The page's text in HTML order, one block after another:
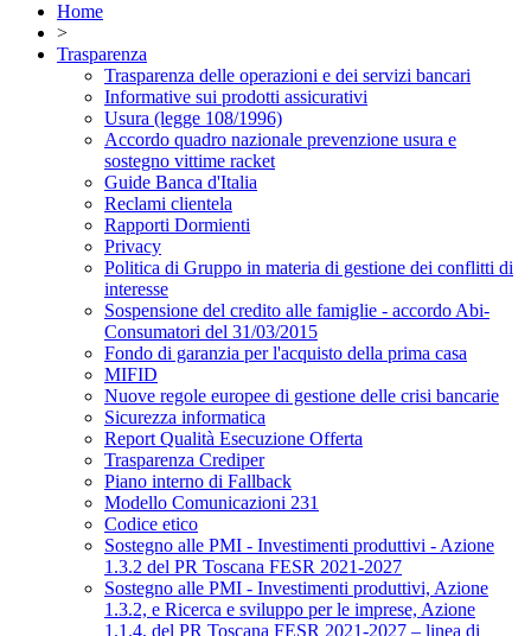
Home
>
Trasparenza
Trasparenza delle operazioni e dei servizi bancari
Informative sui prodotti assicurativi
Usura (legge 108/1996)
Accordo quadro nazionale prevenzione usura e
sostegno vittime racket
Guide Banca d'Italia
Reclami clientela
Rapporti Dormienti
Privacy
Politica di Gruppo in materia di gestione dei conflitti di
interesse
Sospensione del credito alle famiglie - accordo Abi-
Consumatori del 31/03/2015
Fondo di garanzia per l'acquisto della prima casa
MIFID
Nuove regole europee di gestione delle crisi bancarie
Sicurezza informatica
Report Qualità Esecuzione Offerta
Trasparenza Crediper
Piano interno di Fallback
Modello Comunicazioni 231
Codice etico
Sostegno alle PMI - Investimenti produttivi - Azione
1.3.2 del PR Toscana FESR 2021-2027
Sostegno alle PMI - Investimenti produttivi, Azione
1.3.2, e Ricerca e sviluppo per le imprese, Azione
1.1.4, del PR Toscana FESR 2021-2027 – linea di